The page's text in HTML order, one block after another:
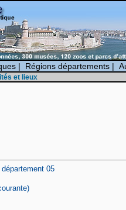
| Régions départements |
et lieux
05